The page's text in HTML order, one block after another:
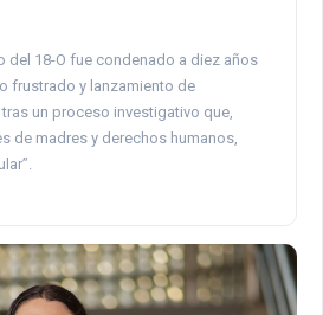
del 18-O fue condenado a diez años
frustrado y lanzamiento de
un proceso investigativo que,
de madres y derechos humanos,